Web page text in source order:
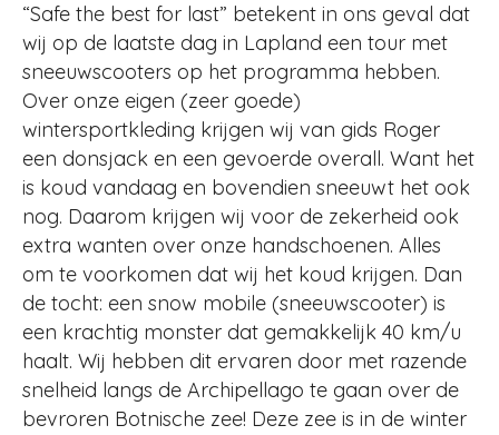
“Safe the best for last” betekent in ons geval dat
wij op de laatste dag in Lapland een tour met
sneeuwscooters op het programma hebben.
Over onze eigen (zeer goede)
wintersportkleding krijgen wij van gids Roger
een donsjack en een gevoerde overall. Want het
is koud vandaag en bovendien sneeuwt het ook
nog. Daarom krijgen wij voor de zekerheid ook
extra wanten over onze handschoenen. Alles
om te voorkomen dat wij het koud krijgen. Dan
de tocht: een snow mobile (sneeuwscooter) is
een krachtig monster dat gemakkelijk 40 km/u
haalt. Wij hebben dit ervaren door met razende
snelheid langs de Archipellago te gaan over de
bevroren Botnische zee! Deze zee is in de winter